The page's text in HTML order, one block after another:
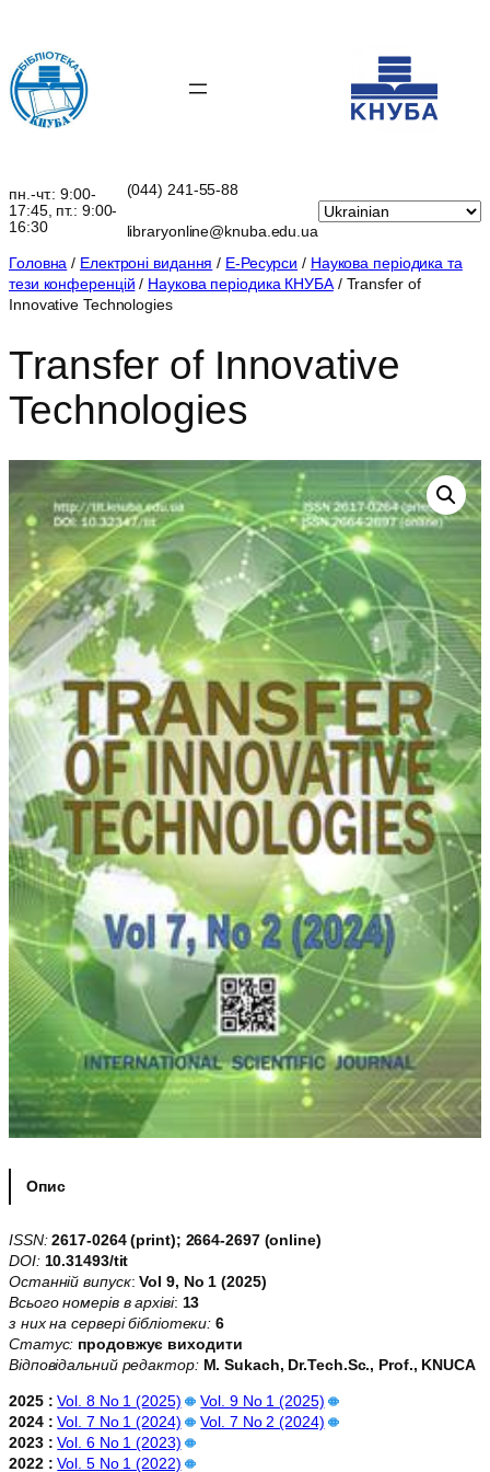
вмісту
пн.-чт.: 9:00-
17:45, пт.: 9:00-
16:30
(044) 241-55-88
libraryonline@knuba.edu.ua
Головна / Електроні видання / Е-Ресурси / Наукова періодика та
тези конференцій / Наукова періодика КНУБА/ Transfer of
Innovative Technologies
Transfer of Innovative
Technologies
Опис
ISSN: 2617-0264 (print); 2664-2697 (online)
DOI:10.31493/tit
Останній випуск:Vol 9, No 1 (2025)
Всього номерів в архіві: 13
з них на сервері бібліотеки: 6
Статус: продовжує виходити
Відповідальний редактор: М. Sukach, Dr.Tech.Sc., Prof., KNUCA
2025 : Vol. 8 No 1 (2025)
Vol. 9 No 1 (2025)
2024 : Vol. 7 No 1 (2024)
Vol. 7 No 2 (2024)
2023 : Vol. 6 No 1 (2023)
2022 : Vol. 5 No 1 (2022)